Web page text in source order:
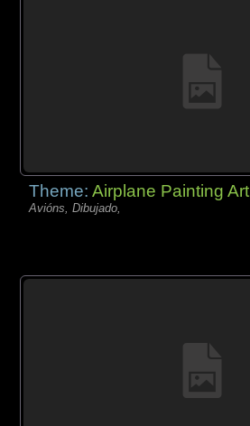
Theme:Airplane Painting Art
Avións, Dibujado,